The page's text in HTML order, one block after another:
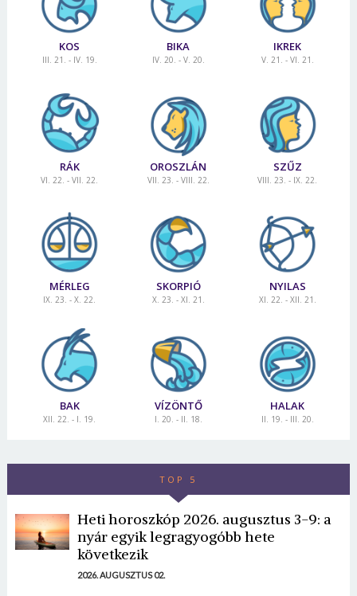
KOS
III. 21. - IV. 19.
BIKA
IV. 20. - V. 20.
IKREK
V. 21. - VI. 21.
RÁK
VI. 22. - VII. 22.
OROSZLÁN
VII. 23. - VIII. 22.
SZŰZ
VIII. 23. - IX. 22.
MÉRLEG
IX. 23. - X. 22.
SKORPIÓ
X. 23. - XI. 21.
NYILAS
XI. 22. - XII. 21.
BAK
XII. 22. - I. 19.
VÍZÖNTŐ
I. 20. - II. 18.
HALAK
II. 19. - III. 20.
TOP 5
Heti horoszkóp 2026. augusztus 3-9: a
nyár egyik legragyogóbb hete
következik
2026. AUGUSZTUS 02.
Jelszó